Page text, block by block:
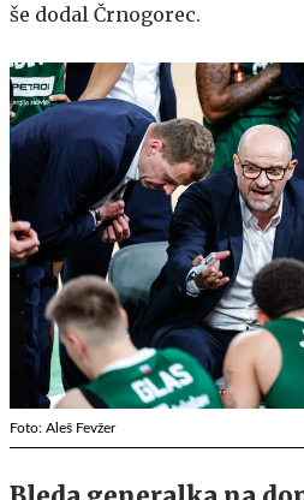
še dodal Črnogorec.
Foto: Aleš Fevžer